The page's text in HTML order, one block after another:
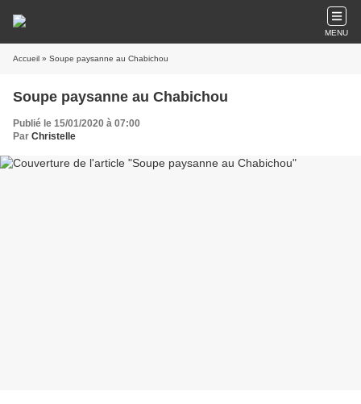
MENU
Accueil » Soupe paysanne au Chabichou
Soupe paysanne au Chabichou
Publié le 15/01/2020 à 07:00
Par Christelle